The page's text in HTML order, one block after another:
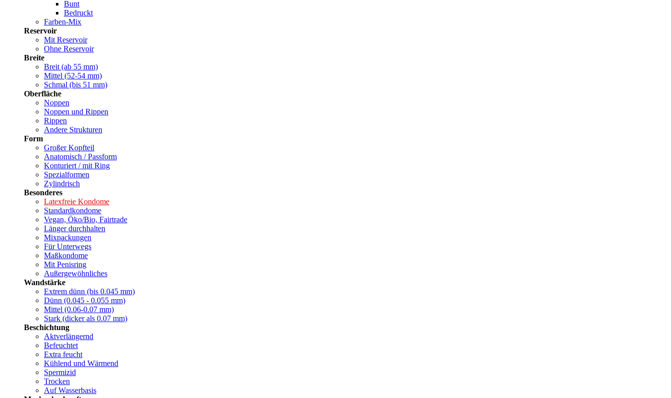
Bunt
Bedruckt
Farben-Mix
Reservoir
Mit Reservoir
Ohne Reservoir
Breite
Breit (ab 55 mm)
Mittel (52-54 mm)
Schmal (bis 51 mm)
Oberfläche
Noppen
Noppen und Rippen
Rippen
Andere Strukturen
Form
Großer Kopfteil
Anatomisch / Passform
Konturiert / mit Ring
Spezialformen
Zylindrisch
Besonderes
Latexfreie Kondome
Standardkondome
Vegan, Öko/Bio, Fairtrade
Länger durchhalten
Mixpackungen
Für Unterwegs
Maßkondome
Mit Penisring
Außergewöhnliches
Wandstärke
Extrem dünn (bis 0.045 mm)
Dünn (0.045 - 0.055 mm)
Mittel (0.06-0.07 mm)
Stark (dicker als 0.07 mm)
Beschichtung
Aktverlängernd
Befeuchtet
Extra feucht
Kühlend und Wärmend
Spermizid
Trocken
Auf Wasserbasis